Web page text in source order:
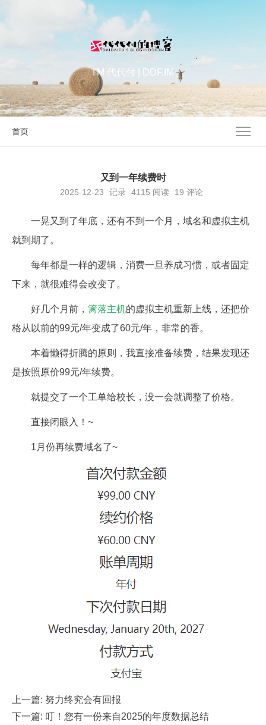
I'M 代代付 | DDF.IM
首页
又到一年续费时
2025-12-23 记录 4115 阅读 19 评论
一晃又到了年底，还有不到一个月，域名和虚拟主机
就到期了。
每年都是一样的逻辑，消费一旦养成习惯，或者固定
下来，就很难得会改变了。
好几个月前， 篱落主机的虚拟主机重新上线，还把价
格从以前的99元/年变成了60元/年，非常的香。
本着懒得折腾的原则，我直接准备续费，结果发现还
是按照原价99元/年续费。
就提交了一个工单给校长，没一会就调整了价格。
直接闭眼入！~
1月份再续费域名了~
上一篇: 努力终究会有回报
下一篇: 叮！您有一份来自2025的年度数据总结